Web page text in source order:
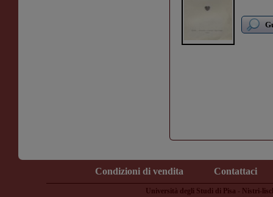
Condizioni di vendita Contattaci
Università degli Studi di Pisa - Nistri-